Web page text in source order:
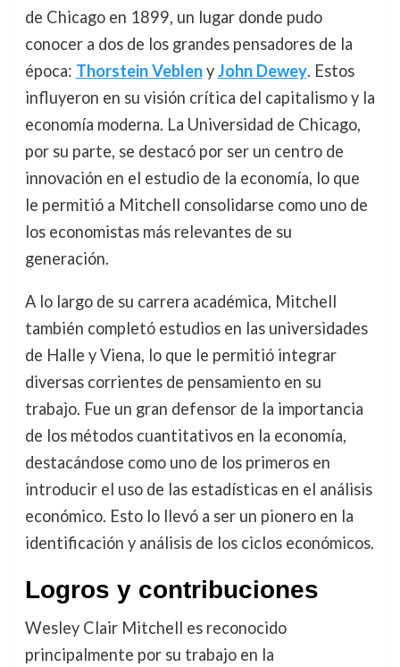
de Chicago en 1899, un lugar donde pudo
conocer a dos de los grandes pensadores de la
época: Thorstein VeblenyJohn Dewey. Estos
influyeron en su visión crítica del capitalismo y la
economía moderna. La Universidad de Chicago,
por su parte, se destacó por ser un centro de
innovación en el estudio de la economía, lo que
le permitió a Mitchell consolidarse como uno de
los economistas más relevantes de su
generación.
A lo largo de su carrera académica, Mitchell
también completó estudios en las universidades
de Halle y Viena, lo que le permitió integrar
diversas corrientes de pensamiento en su
trabajo. Fue un gran defensor de la importancia
de los métodos cuantitativos en la economía,
destacándose como uno de los primeros en
introducir el uso de las estadísticas en el análisis
económico. Esto lo llevó a ser un pionero en la
identificación y análisis de los ciclos económicos.
Logros y contribuciones
Wesley Clair Mitchell es reconocido
principalmente por su trabajo en la